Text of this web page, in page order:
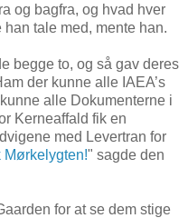
og bagfra, og hvad hver
tale med, mente han.
begge to, og så gav deres
der kunne alle IAEA’s
alle Dokumenterne i
Kerneaffald fik en
med Levertran for
Mørkelygten!" sagde den
for at se dem stige